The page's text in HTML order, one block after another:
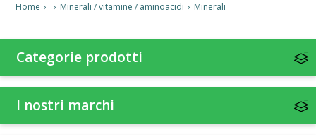
Home › › Minerali / vitamine / aminoacidi › Minerali
Categorie prodotti
I nostri marchi